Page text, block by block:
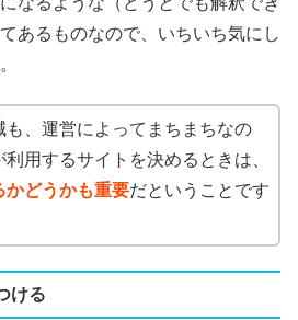
あるものなので、いちいち気にし
も、運営によってまちまちなの
利用するサイトを決めるときは、
かどうかも重要だということです
ける